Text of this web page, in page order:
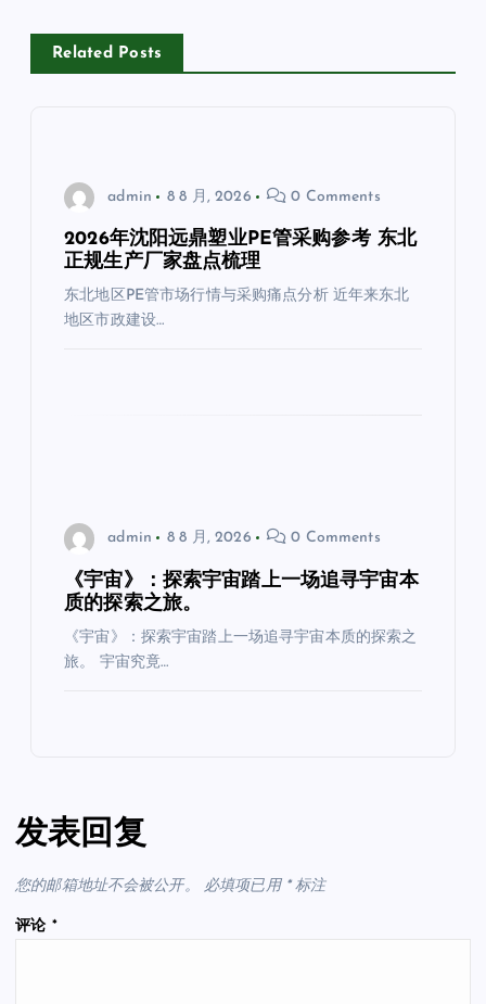
Related Posts
admin 8 8 月, 2026 0 Comments
2026年沈阳远鼎塑业PE管采购参考 东北
正规生产厂家盘点梳理
东北地区PE管市场行情与采购痛点分析 近年来东北
地区市政建设…
admin 8 8 月, 2026 0 Comments
《宇宙》：探索宇宙踏上一场追寻宇宙本
质的探索之旅。
《宇宙》：探索宇宙踏上一场追寻宇宙本质的探索之
旅。 宇宙究竟…
发表回复
您的邮箱地址不会被公开。 必填项已用 *标注
评论 *